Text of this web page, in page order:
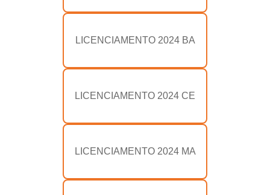
LICENCIAMENTO 2024 BA
LICENCIAMENTO 2024 CE
LICENCIAMENTO 2024 MA